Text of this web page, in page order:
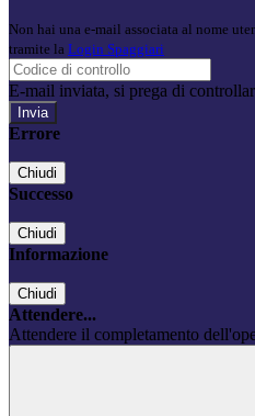
Non hai una e-mail associata al nome
tramite la Login Spaggiari
E-mail inviata, si prega di
Errore
Chiudi
Successo
Chiudi
Informazione
Chiudi
Attendere...
Attendere il completamento